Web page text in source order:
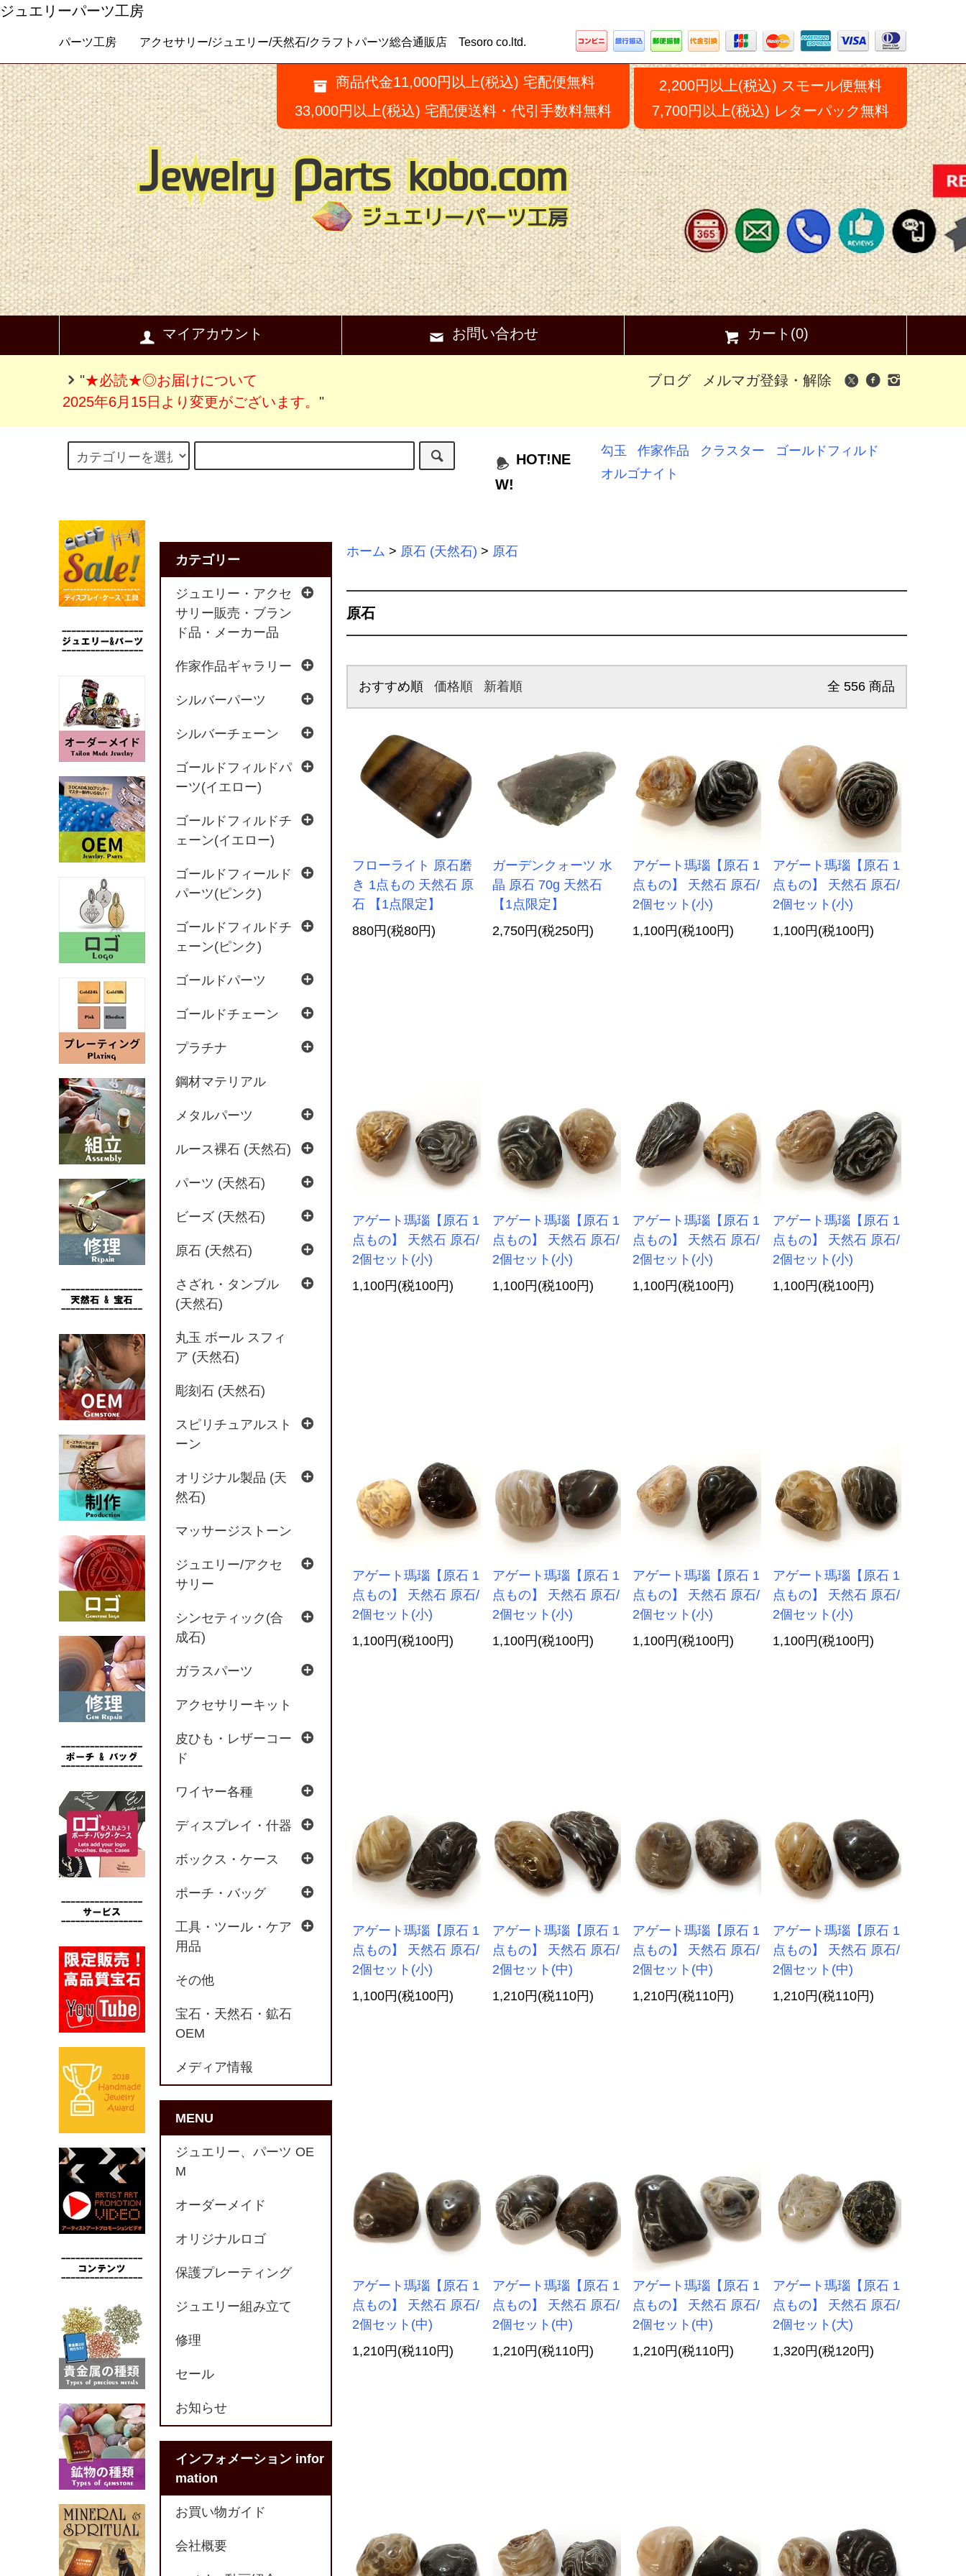
ジュエリーパーツ工房
パーツ工房 アクセサリー/ジュエリー/天然石/クラフトパーツ総合通販店 Tesoro co.ltd.
商品代金11,000円以上(税込) 宅配便無料
33,000円以上(税込) 宅配便送料・代引手数料無料
2,200円以上(税込) スモール便無料
7,700円以上(税込) レターパック無料
マイアカウント お問い合わせ カート(0)
"★必読★◎お届けについて
2025年6月15日より変更がございます。 "
ブログ メルマガ登録・解除
HOT!NE
W!
勾玉 作家作品 クラスター
ゴールドフィルド
オルゴナイト
ホーム > 原石 (天然石) > 原石
原石
おすすめ順 価格順 新着順 全 556 商品
フローライト 原石磨
き 1点もの 天然石 原
石 【1点限定】
880円(税80円)
ガーデンクォーツ 水
晶 原石 70g 天然石
【1点限定】
2,750円(税250円)
アゲート瑪瑙【原石 1
点もの】 天然石 原石/
2個セット(小)
1,100円(税100円)
アゲート瑪瑙【原石 1
点もの】 天然石 原石/
2個セット(小)
1,100円(税100円)
アゲート瑪瑙【原石 1
点もの】 天然石 原石/
2個セット(小)
1,100円(税100円)
アゲート瑪瑙【原石 1
点もの】 天然石 原石/
2個セット(小)
1,100円(税100円)
アゲート瑪瑙【原石 1
点もの】 天然石 原石/
2個セット(小)
1,100円(税100円)
アゲート瑪瑙【原石 1
点もの】 天然石 原石/
2個セット(小)
1,100円(税100円)
アゲート瑪瑙【原石 1
点もの】 天然石 原石/
2個セット(小)
1,100円(税100円)
アゲート瑪瑙【原石 1
点もの】 天然石 原石/
2個セット(小)
1,100円(税100円)
アゲート瑪瑙【原石 1
点もの】 天然石 原石/
2個セット(小)
1,100円(税100円)
アゲート瑪瑙【原石 1
点もの】 天然石 原石/
2個セット(小)
1,100円(税100円)
アゲート瑪瑙【原石 1
点もの】 天然石 原石/
2個セット(小)
1,100円(税100円)
アゲート瑪瑙【原石 1
点もの】 天然石 原石/
2個セット(中)
1,210円(税110円)
アゲート瑪瑙【原石 1
点もの】 天然石 原石/
2個セット(中)
1,210円(税110円)
アゲート瑪瑙【原石 1
点もの】 天然石 原石/
2個セット(中)
1,210円(税110円)
アゲート瑪瑙【原石 1
点もの】 天然石 原石/
2個セット(中)
1,210円(税110円)
アゲート瑪瑙【原石 1
点もの】 天然石 原石/
2個セット(中)
1,210円(税110円)
アゲート瑪瑙【原石 1
点もの】 天然石 原石/
2個セット(中)
1,210円(税110円)
アゲート瑪瑙【原石 1
点もの】 天然石 原石/
2個セット(大)
1,320円(税120円)
カテゴリー
ジュエリー・アクセ
サリー販売・ブラン
ド品・メーカー品
作家作品ギャラリー
シルバーパーツ
シルバーチェーン
ゴールドフィルドパ
ーツ(イエロー)
ゴールドフィルドチ
ェーン(イエロー)
ゴールドフィールド
パーツ(ピンク)
ゴールドフィルドチ
ェーン(ピンク)
ゴールドパーツ
ゴールドチェーン
プラチナ
鋼材マテリアル
メタルパーツ
ルース裸石 (天然石)
パーツ (天然石)
ビーズ (天然石)
原石 (天然石)
さざれ・タンブル
(天然石)
丸玉 ボール スフィ
ア (天然石)
彫刻石 (天然石)
スピリチュアルスト
ーン
オリジナル製品 (天
然石)
マッサージストーン
ジュエリー/アクセ
サリー
シンセティック(合
成石)
ガラスパーツ
アクセサリーキット
皮ひも・レザーコー
ド
ワイヤー各種
ディスプレイ・什器
ボックス・ケース
ポーチ・バッグ
工具・ツール・ケア
用品
その他
宝石・天然石・鉱石
OEM
メディア情報
MENU
ジュエリー、パーツ OE
M
オーダーメイド
オリジナルロゴ
保護プレーティング
ジュエリー組み立て
修理
セール
お知らせ
インフォメーション infor
mation
お買い物ガイド
会社概要